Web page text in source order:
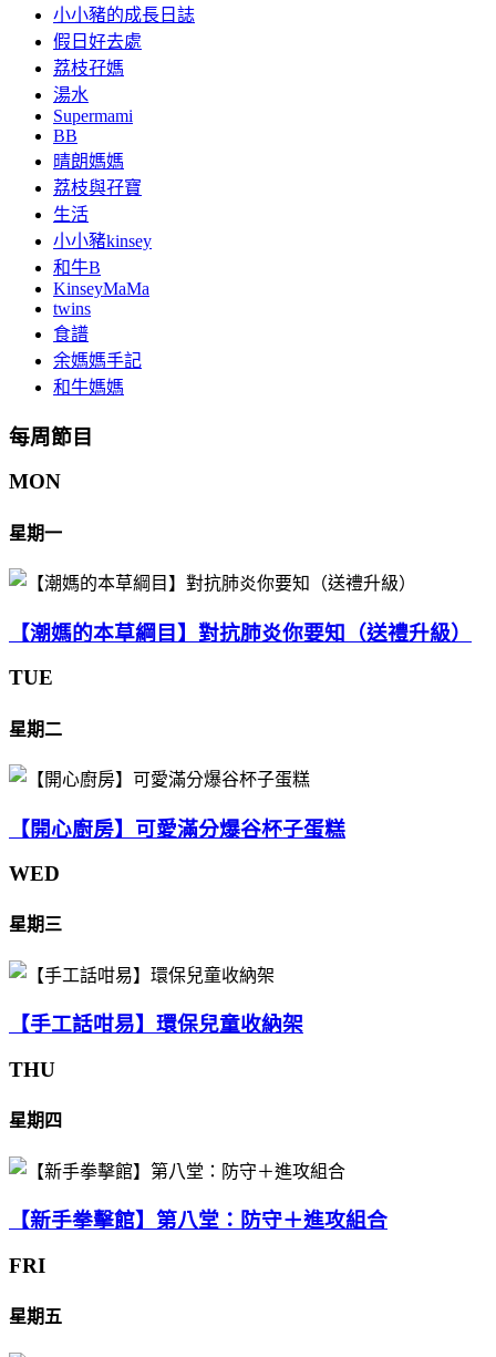
小小豬的成長日誌
假日好去處
荔枝孖媽
湯水
Supermami
BB
晴朗媽媽
荔枝與孖寶
生活
小小豬kinsey
和牛B
KinseyMaMa
twins
食譜
余媽媽手記
和牛媽媽
每周節目
MON
星期一
【潮媽的本草綱目】對抗肺炎你要知（送禮升級）
TUE
星期二
【開心廚房】可愛滿分爆谷杯子蛋糕
WED
星期三
【手工話咁易】環保兒童收納架
THU
星期四
【新手拳擊館】第八堂：防守＋進攻組合
FRI
星期五